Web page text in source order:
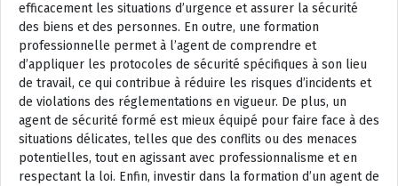
efficacement les situations d’urgence et assurer la sécurité
des biens et des personnes. En outre, une formation
professionnelle permet à l’agent de comprendre et
d’appliquer les protocoles de sécurité spécifiques à son lieu
de travail, ce qui contribue à réduire les risques d’incidents et
de violations des réglementations en vigueur. De plus, un
agent de sécurité formé est mieux équipé pour faire face à des
situations délicates, telles que des conflits ou des menaces
potentielles, tout en agissant avec professionnalisme et en
respectant la loi. Enfin, investir dans la formation d’un agent de